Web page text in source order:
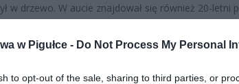
w Pigułce - Do Not Process My Personal
to opt-out of the sale, sharing to third parties, or
w drzewo. W aucie znajdował się również 20-letni
Na szczęście, dzięki błyskawicznej reakcji systemu
w ciągu kilku minut od zdarzenia.